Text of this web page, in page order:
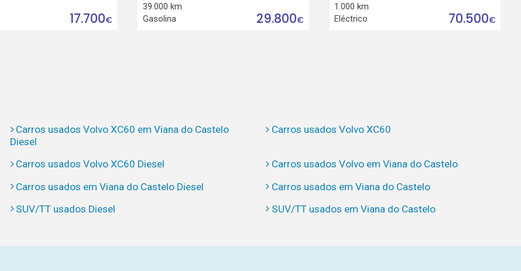
17.700€
39.000 km
Gasolina
29.800€
1.000 km
Eléctrico
70.500€
Carros usados Volvo XC60 em Viana do Castelo
Diesel
Carros usados Volvo XC60
Carros usados Volvo XC60 Diesel
Carros usados Volvo em Viana do Castelo
Carros usados em Viana do Castelo Diesel
Carros usados em Viana do Castelo
SUV/TT usados Diesel SUV/TT usados em Viana do Castelo